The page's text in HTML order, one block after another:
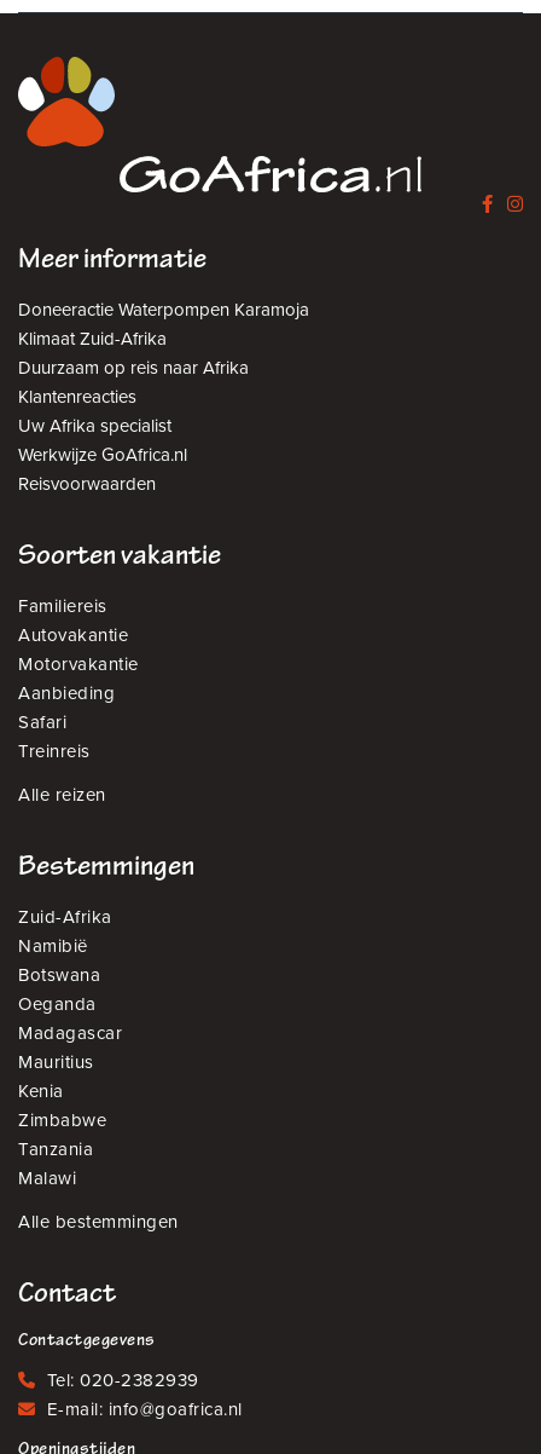
Meer informatie
Doneeractie Waterpompen Karamoja
Klimaat Zuid-Afrika
Duurzaam op reis naar Afrika
Klantenreacties
Uw Afrika specialist
Werkwijze GoAfrica.nl
Reisvoorwaarden
Soorten vakantie
Familiereis
Autovakantie
Motorvakantie
Aanbieding
Safari
Treinreis
Alle reizen
Bestemmingen
Zuid-Afrika
Namibië
Botswana
Oeganda
Madagascar
Mauritius
Kenia
Zimbabwe
Tanzania
Malawi
Alle bestemmingen
Contact
Contactgegevens
Tel: 020-2382939
E-mail: info@goafrica.nl
Openingstijden